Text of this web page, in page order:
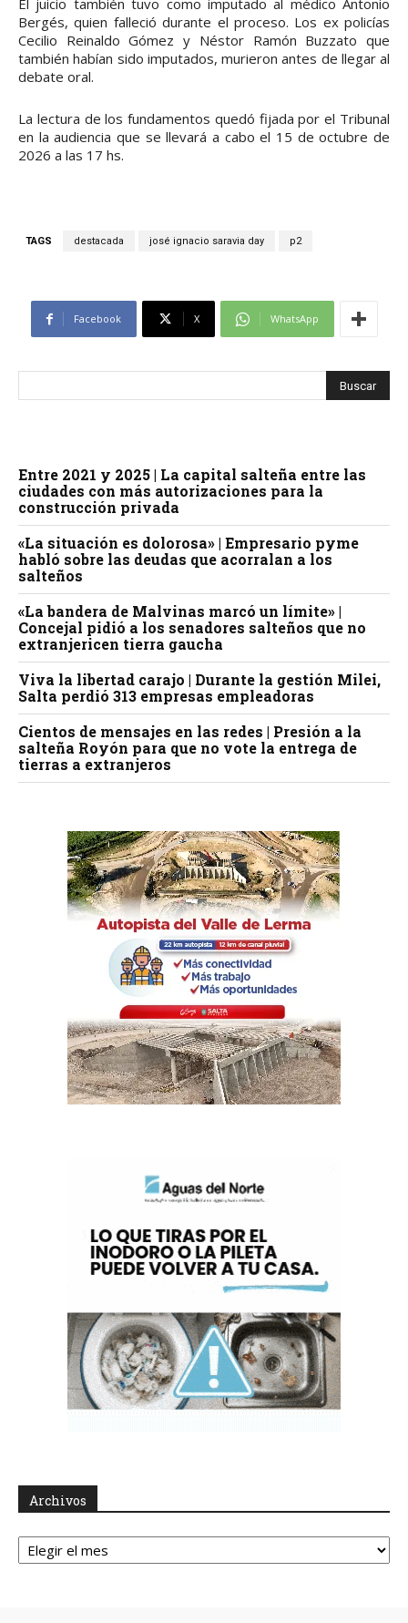
El juicio también tuvo como imputado al médico Antonio
Bergés, quien falleció durante el proceso. Los ex policías
Cecilio Reinaldo Gómez y Néstor Ramón Buzzato que
también habían sido imputados, murieron antes de llegar al
debate oral.
La lectura de los fundamentos quedó fijada por el Tribunal
en la audiencia que se llevará a cabo el 15 de octubre de
2026 a las 17 hs.
TAGS destacada josé ignacio saravia day p2
Facebook X WhatsApp
Entre 2021 y 2025 | La capital salteña entre las
ciudades con más autorizaciones para la
construcción privada
«La situación es dolorosa» | Empresario pyme
habló sobre las deudas que acorralan a los
salteños
«La bandera de Malvinas marcó un límite» |
Concejal pidió a los senadores salteños que no
extranjericen tierra gaucha
Viva la libertad carajo | Durante la gestión Milei,
Salta perdió 313 empresas empleadoras
Cientos de mensajes en las redes | Presión a la
salteña Royón para que no vote la entrega de
tierras a extranjeros
Archivos
Archivos